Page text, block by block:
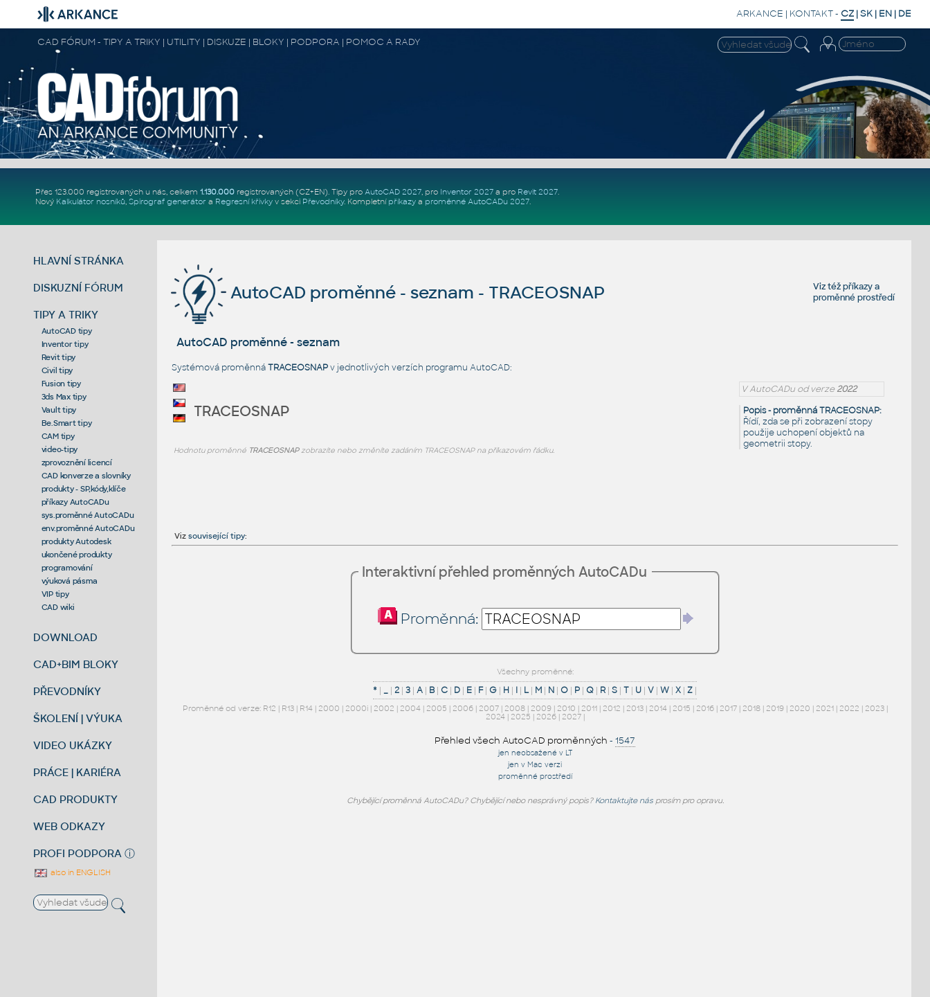
ARKANCE | KONTAKT- CZ |SK | EN | DE
CAD FÓRUM - TIPY A TRIKY | UTILITY | DISKUZE | BLOKY | PODPORA | POMOC A RADY
Přes 123.000 registrovaných u nás, celkem 1.130.000registrovaných (CZ+EN). Tipy pro AutoCAD 2027, pro Inventor 2027a pro Revit 2027.
Nový Kalkulátor nosníků, Spirograf generátor a Regresní křivkyv sekci Převodníky. Kompletní příkazya proměnné AutoCADu 2027.
HLAVNÍ STRÁNKA
DISKUZNÍ FÓRUM
TIPY A TRIKY
AutoCAD tipy
Inventor tipy
Revit tipy
Civil tipy
Fusion tipy
3ds Max tipy
Vault tipy
Be.Smart tipy
CAM tipy
video-tipy
zprovoznění licencí
CAD konverze a slovníky
produkty - SP,kódy,klíče
příkazy AutoCADu
sys.proměnné AutoCADu
env.proměnné AutoCADu
produkty Autodesk
ukončené produkty
programování
výuková pásma
VIP tipy
CAD wiki
DOWNLOAD
CAD+BIM BLOKY
PŘEVODNÍKY
ŠKOLENÍ | VÝUKA
VIDEO UKÁZKY
PRÁCE | KARIÉRA
CAD PRODUKTY
WEB ODKAZY
PROFI PODPORA ⓘ
also in ENGLISH
Viz téžpříkazya
proměnné prostředí
AutoCAD proměnné - seznam - TRACEOSNAP
AutoCAD proměnné - seznam
Systémová proměnnáTRACEOSNAPv jednotlivých verzích programu AutoCAD:
V AutoCADu od verze2022
Popis - proměnná TRACEOSNAP:
Řídí, zda se při zobrazení stopy
použije uchopení objektů na
geometrii stopy.
TRACEOSNAP
Hodnotu proměnné TRACEOSNAPzobrazíte nebo změníte zadáním TRACEOSNAP na příkazovém řádku.
Viz související tipy:
Interaktivní přehled proměnných AutoCADu
Proměnná:
Všechny proměnné:
* | _ |2 |3 |A | B |C | D | E | F|G | H | I | L | M | N |O | P |Q | R |S |T | U |V |W |X |Z |
Proměnné od verze: R12 | R13| R14| 2000 | 2000i| 2002 | 2004| 2005 | 2006| 2007| 2008| 2009| 2010 | 2011| 2012 | 2013| 2014| 2015 | 2016| 2017| 2018| 2019| 2020 | 2021| 2022 | 2023|
2024| 2025 | 2026| 2027|
Přehled všech AutoCAD proměnných -1547
jen neobsažené v LT
jen v Mac verzi
proměnné prostředí
Chybějící proměnná AutoCADu? Chybějící nebo nesprávný popis? Kontaktujte násprosím pro opravu.